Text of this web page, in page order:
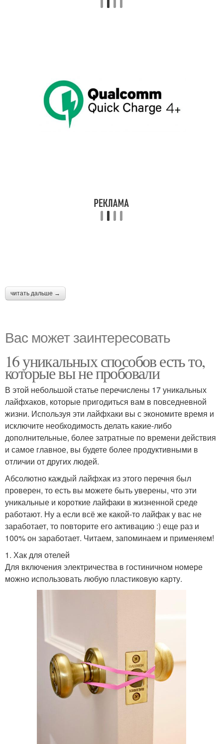
читать дальше →
Вас может заинтересовать
16 уникальных способов есть то,
которые вы не пробовали
В этой небольшой статье перечислены 17 уникальных
лайфхаков, которые пригодиться вам в повседневной
жизни. Используя эти лайфхаки вы с экономите время и
исключите необходимость делать какие-либо
дополнительные, более затратные по времени действия
и самое главное, вы будете более продуктивными в
отличии от других людей.
Абсолютно каждый лайфхак из этого перечня был
проверен, то есть вы можете быть уверены, что эти
уникальные и короткие лайфаки в жизненной среде
работают. Ну а если всё же какой-то лайфак у вас не
заработает, то повторите его активацию :) еще раз и
100% он заработает. Читаем, запоминаем и применяем!
1. Хак для отелей
Для включения электричества в гостиничном номере
можно использовать любую пластиковую карту.